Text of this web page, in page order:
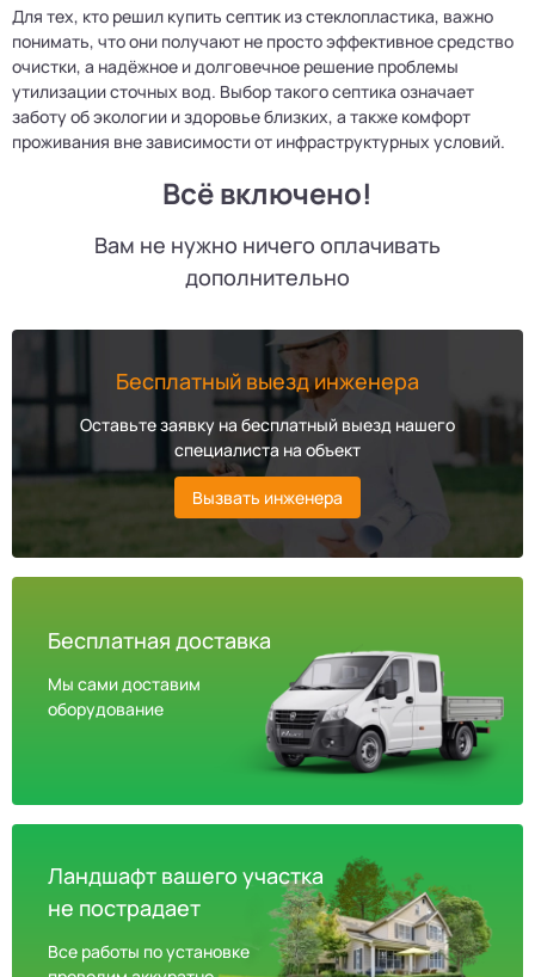
Для тех, кто решил купить септик из стеклопластика, важно
понимать, что они получают не просто эффективное средство
очистки, а надёжное и долговечное решение проблемы
утилизации сточных вод. Выбор такого септика означает
заботу об экологии и здоровье близких, а также комфорт
проживания вне зависимости от инфраструктурных условий.
Всё включено!
Вам не нужно ничего оплачивать
дополнительно
Бесплатный выезд инженера
Оставьте заявку на бесплатный выезд нашего
специалиста на объект
Вызвать инженера
Бесплатная доставка
Мы сами доставим
оборудование
Ландшафт вашего участка
не пострадает
Все работы по установке